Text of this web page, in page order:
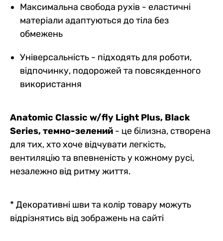
Максимальна свобода рухів - еластичні
матеріали адаптуються до тіла без
обмежень
Універсальність - підходять для роботи,
відпочинку, подорожей та повсякденного
використання
Anatomic Classic w/fly Light Plus, Black
Series, темно-зелений - це білизна, створена
для тих, хто хоче відчувати легкість,
вентиляцію та впевненість у кожному русі,
незалежно від ритму життя.
* Декоративні шви та колір товару можуть
відрізнятись від зображень на сайті